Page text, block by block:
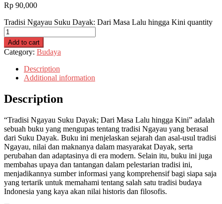
Rp 90,000
Tradisi Ngayau Suku Dayak: Dari Masa Lalu hingga Kini quantity
Add to cart
Category: Budaya
Description
Additional information
Description
“Tradisi Ngayau Suku Dayak; Dari Masa Lalu hingga Kini” adalah
sebuah buku yang mengupas tentang tradisi Ngayau yang berasal
dari Suku Dayak. Buku ini menjelaskan sejarah dan asal-usul tradisi
Ngayau, nilai dan maknanya dalam masyarakat Dayak, serta
perubahan dan adaptasinya di era modern. Selain itu, buku ini juga
membahas upaya dan tantangan dalam pelestarian tradisi ini,
menjadikannya sumber informasi yang komprehensif bagi siapa saja
yang tertarik untuk memahami tentang salah satu tradisi budaya
Indonesia yang kaya akan nilai historis dan filosofis.